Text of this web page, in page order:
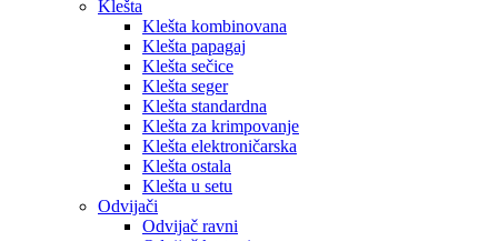
Klešta
Klešta kombinovana
Klešta papagaj
Klešta sečice
Klešta seger
Klešta standardna
Klešta za krimpovanje
Klešta elektroničarska
Klešta ostala
Klešta u setu
Odvijači
Odvijač ravni